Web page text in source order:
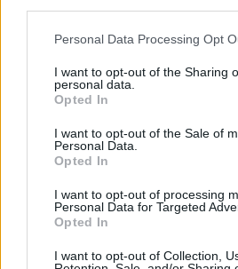
Please note that this website/app
not limited to your visit or usage
grant or deny consent to Google and
use your data for below specified
consent section.
Personal Data Processing Opt
I want to opt-out of the Sharing
personal data.
Opted In
I want to opt-out of the Sale of
Personal Data.
Opted In
I want to opt-out of processing
Personal Data for Targeted
Opted In
I want to opt-out of Collection,